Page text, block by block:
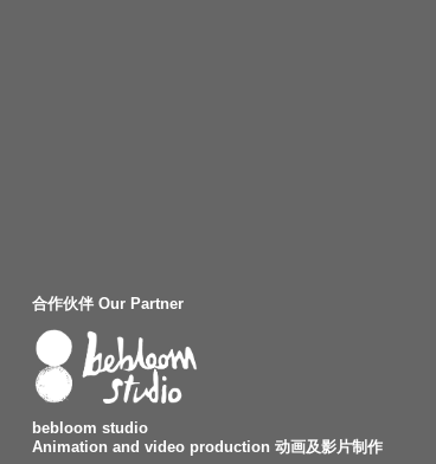
合作伙伴 Our Partner
bebloom studio
Animation and video production 动画及影片制作